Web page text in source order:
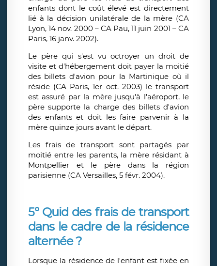
enfants dont le coût élevé est directement
lié à la décision unilatérale de la mère (CA
Lyon, 14 nov. 2000 – CA Pau, 11 juin 2001 – CA
Paris, 16 janv. 2002).
Le père qui s'est vu octroyer un droit de
visite et d'hébergement doit payer la moitié
des billets d'avion pour la Martinique où il
réside (CA Paris, 1er oct. 2003) le transport
est assuré par la mère jusqu'à l'aéroport, le
père supporte la charge des billets d'avion
des enfants et doit les faire parvenir à la
mère quinze jours avant le départ.
Les frais de transport sont partagés par
moitié entre les parents, la mère résidant à
Montpellier et le père dans la région
parisienne (CA Versailles, 5 févr. 2004).
5° Quid des frais de transport
dans le cadre de la résidence
alternée ?
Lorsque la résidence de l'enfant est fixée en